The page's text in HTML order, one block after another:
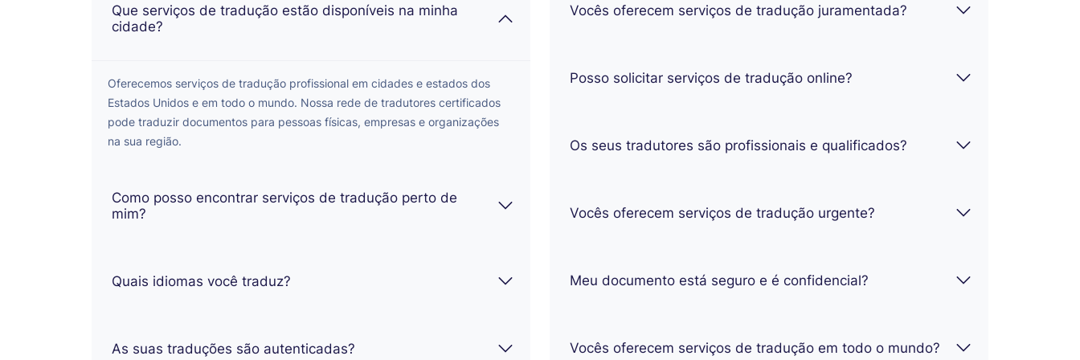
Que serviços de tradução estão disponíveis na minha
cidade?
Oferecemos serviços de tradução profissional em cidades e estados dos
Estados Unidos e em todo o mundo. Nossa rede de tradutores certificados
pode traduzir documentos para pessoas físicas, empresas e organizações
na sua região.
Como posso encontrar serviços de tradução perto de
mim?
Quais idiomas você traduz?
As suas traduções são autenticadas?
Vocês oferecem serviços de tradução juramentada?
Posso solicitar serviços de tradução online?
Os seus tradutores são profissionais e qualificados?
Vocês oferecem serviços de tradução urgente?
Meu documento está seguro e é confidencial?
Vocês oferecem serviços de tradução em todo o mundo?